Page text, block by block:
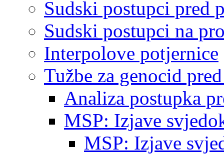
Sudski postupci pred
Sudski postupci na
Interpolove potjernice
Tužbe za genocid
Analiza postupka
MSP: Izjave
MSP: Izjave